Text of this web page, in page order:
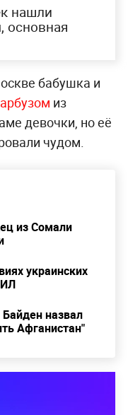
нашли
основная
бабушка и
из
девочки, но её
чудом.
из Сомали
украинских
назвал
Афганистан"